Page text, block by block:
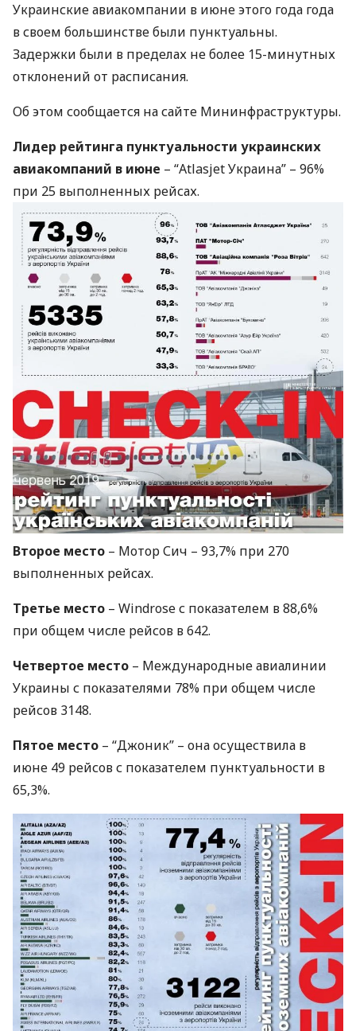
Украинские авиакомпании в июне этого года года
в своем большинстве были пунктуальны.
Задержки были в пределах не более 15-минутных
отклонений от расписания.
Об этом сообщается на сайте Мининфраструктуры.
Лидер рейтинга пунктуальности украинских
авиакомпаний в июне – “Atlasjet Украина” – 96%
при 25 выполненных рейсах.
Второе место – Мотор Сич – 93,7% при 270
выполненных рейсах.
Третье место – Windrose с показателем в 88,6%
при общем числе рейсов в 642.
Четвертое место – Международные авиалинии
Украины с показателями 78% при общем числе
рейсов 3148.
Пятое место – “Джоник” – она осуществила в
июне 49 рейсов с показателем пунктуальности в
65,3%.